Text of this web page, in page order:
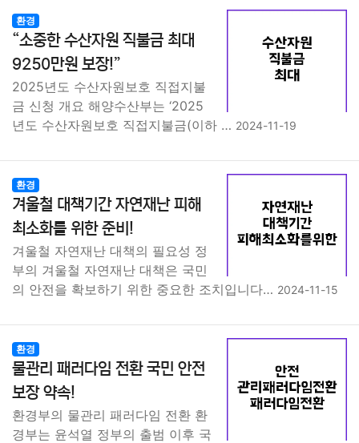
환경
“소중한 수산자원 직불금 최대
9250만원 보장!”
2025년도 수산자원보호 직접지불
금 신청 개요 해양수산부는 ‘2025
년도 수산자원보호 직접지불금(이하 … 2024-11-19
환경
겨울철 대책기간 자연재난 피해
최소화를 위한 준비!
겨울철 자연재난 대책의 필요성 정
부의 겨울철 자연재난 대책은 국민
의 안전을 확보하기 위한 중요한 조치입니다… 2024-11-15
환경
물관리 패러다임 전환 국민 안전
보장 약속!
환경부의 물관리 패러다임 전환 환
경부는 윤석열 정부의 출범 이후 국